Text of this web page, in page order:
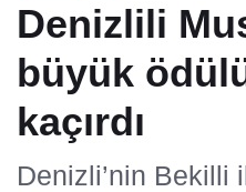
Denizlili
büyük
kaçırdı
Denizli’nin Bekilli